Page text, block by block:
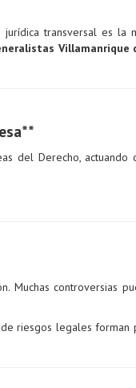
jurídica transversal es la
Villamanrique
del Derecho, actuando
Muchas controversias
riesgos legales forman